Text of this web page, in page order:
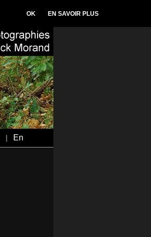
En
OK EN SAVOIR PLUS